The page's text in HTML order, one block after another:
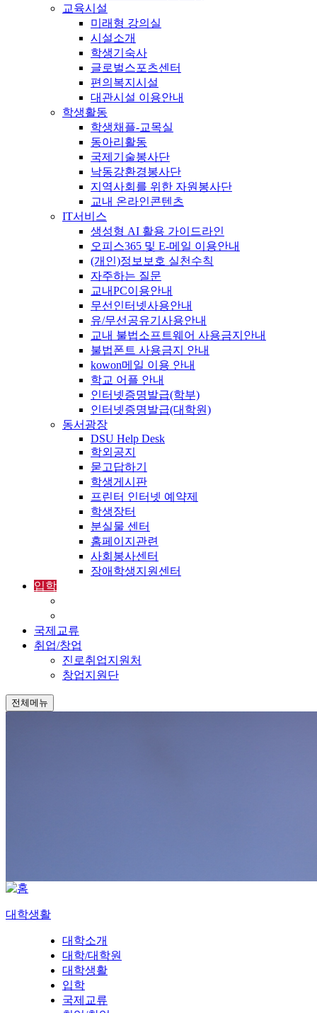
교육시설
미래형 강의실
시설소개
학생기숙사
글로벌스포츠센터
편의복지시설
대관시설 이용안내
학생활동
학생채플-교목실
동아리활동
국제기술봉사단
낙동강환경봉사단
지역사회를 위한 자원봉사단
교내 온라인콘텐츠
IT서비스
생성형 AI 활용 가이드라인
오피스365 및 E-메일 이용안내
(개인)정보보호 실천수칙
자주하는 질문
교내PC이용안내
무선인터넷사용안내
유/무선공유기사용안내
교내 불법소프트웨어 사용금지안내
불법폰트 사용금지 안내
kowon메일 이용 안내
학교 어플 안내
인터넷증명발급(학부)
인터넷증명발급(대학원)
동서광장
DSU Help Desk
학외공지
묻고답하기
학생게시판
프린터 인터넷 예약제
학생장터
분실물 센터
홈페이지관련
사회봉사센터
장애학생지원센터
입학
국제교류
취업/창업
진로취업지원처
창업지원단
전체메뉴
대학생활
대학소개
대학/대학원
대학생활
입학
국제교류